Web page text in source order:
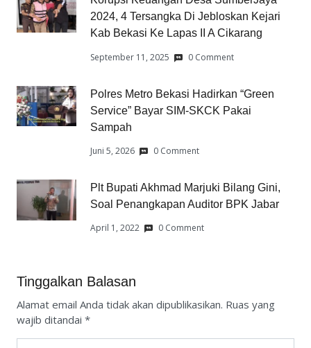
2024, 4 Tersangka Di Jebloskan Kejari
Kab Bekasi Ke Lapas II A Cikarang
September 11, 2025 0 Comment
Polres Metro Bekasi Hadirkan “Green
Service” Bayar SIM-SKCK Pakai
Sampah
Juni 5, 2026 0 Comment
Plt Bupati Akhmad Marjuki Bilang Gini,
Soal Penangkapan Auditor BPK Jabar
April 1, 2022 0 Comment
Tinggalkan Balasan
Alamat email Anda tidak akan dipublikasikan. Ruas yang
wajib ditandai *